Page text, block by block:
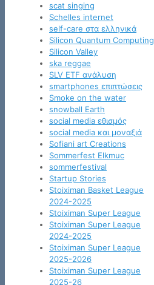
scat singing
Schelles internet
self-care στα ελληνικά
Silicon Quantum Computing
Silicon Valley
ska reggae
SLV ETF ανάλυση
smartphones επιπτώσεις
Smoke on the water
snowball Earth
social media εθισμός
social media και μοναξιά
Sofiani art Creations
Sommerfest Elkmuc
sommerfestival
Startup Stories
Stoiximan Basket League
2024-2025
Stoiximan Super League
Stoiximan Super League
2024-2025
Stoiximan Super League
2025-2026
Stoiximan Super League
2025-26